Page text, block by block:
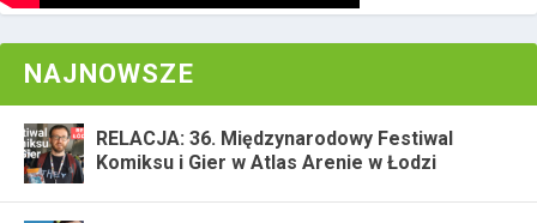
NAJNOWSZE
RELACJA: 36. Międzynarodowy Festiwal
Komiksu i Gier w Atlas Arenie w Łodzi